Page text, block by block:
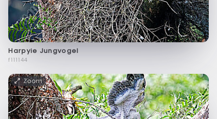
Harpyie Jungvogel
f111144
Zoom